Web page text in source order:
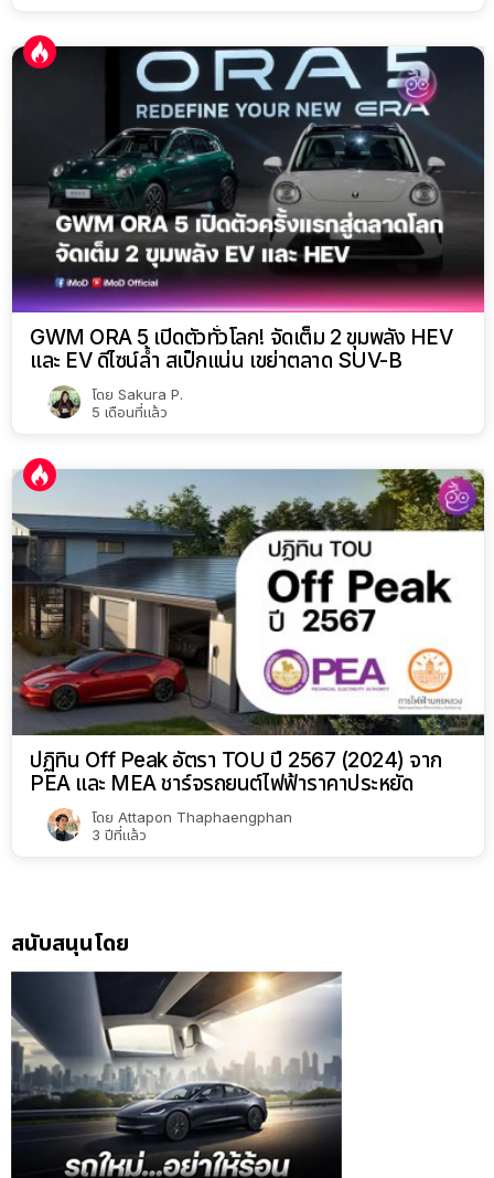
GWM ORA 5 เปิดตัวทั่วโลก! จัดเต็ม 2 ขุมพลัง HEV
และ EV ดีไซน์ล้ำ สเป็กแน่น เขย่าตลาด SUV-B
โดย Sakura P.
5 เดือนที่แล้ว
ปฏิทิน Off Peak อัตรา TOU ปี 2567 (2024) จาก
PEA และ MEA ชาร์จรถยนต์ไฟฟ้าราคาประหยัด
โดย Attapon Thaphaengphan
3 ปีที่แล้ว
สนับสนุนโดย